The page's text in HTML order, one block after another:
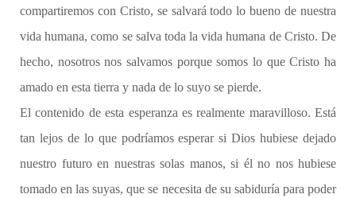
compartiremos con Cristo, se salvará todo lo bueno de nuestra
vida humana, como se salva toda la vida humana de Cristo. De
hecho, nosotros nos salvamos porque somos lo que Cristo ha
amado en esta tierra y nada de lo suyo se pierde.
El contenido de esta esperanza es realmente maravilloso. Está
tan lejos de lo que podríamos esperar si Dios hubiese dejado
nuestro futuro en nuestras solas manos, si él no nos hubiese
tomado en las suyas, que se necesita de su sabiduría para poder